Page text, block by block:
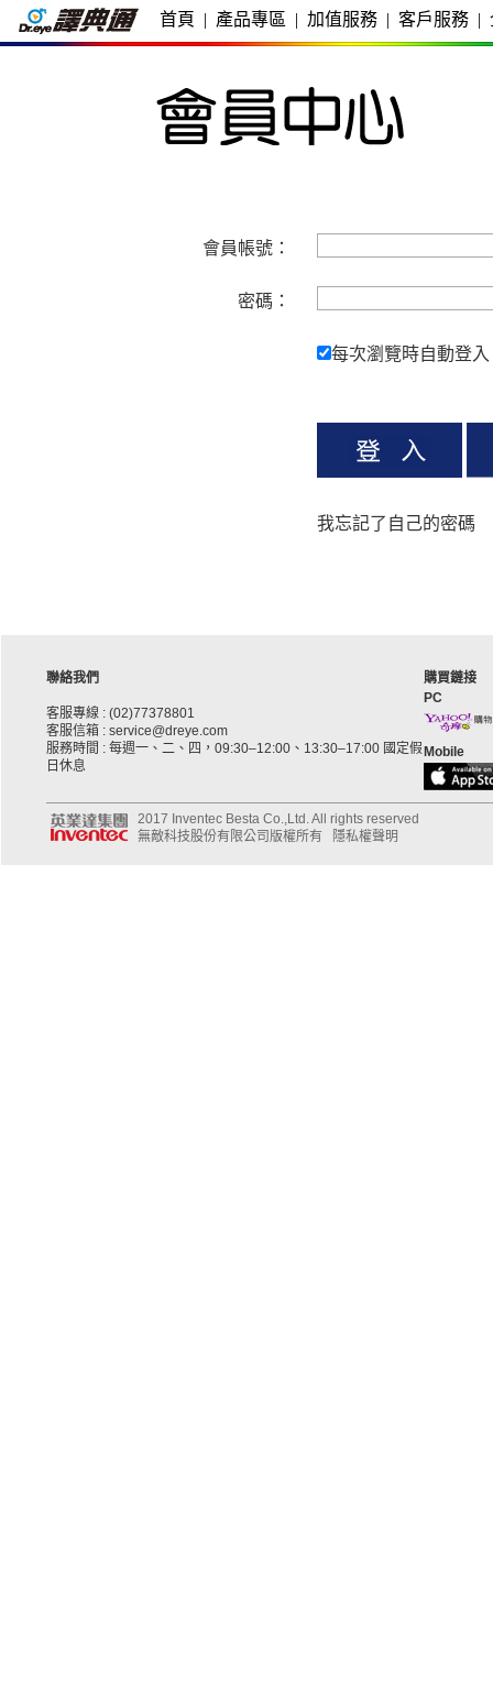
首頁 | 產品專區 | 加值服務 | 客戶服務 |
會員帳號：
密碼：
每次瀏覽時自動登入
我忘記了自己的密碼
聯絡我們
客服專線 : (02)77378801
客服信箱 : service@dreye.com
服務時間 : 每週一、二、四，09:30–12:00、13:30–17:00 國定假
日休息
購買鏈接
PC
Mobile
2017 Inventec Besta Co.,Ltd. All rights reserved
無敵科技股份有限公司版權所有
隱私權聲明